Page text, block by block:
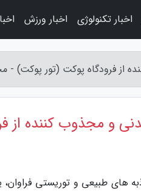
از فرودگاه پوکت (تور پوکت) -
و مجذوب کننده از
های طبیعی و توریستی
اخبار تکنولوژی اخبار ورزش